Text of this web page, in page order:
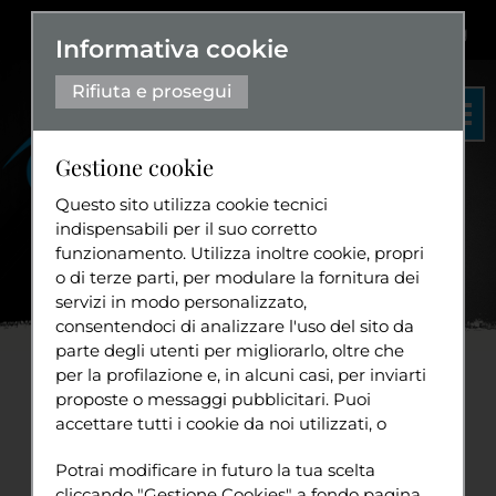
Dislessia Eng
Organigramma
Statuto
Diventa volontario
Sport
Home News Domenica
Domenica 30 novembre
2008
domenica 30 novembre 2008
Informativa cookie
Rifiuta e prosegui
Gestione cookie
Questo sito utilizza cookie tecnici
indispensabili per il suo corretto
funzionamento. Utilizza inoltre cookie, propri
o di terze parti, per modulare la fornitura dei
servizi in modo personalizzato,
consentendoci di analizzare l'uso del sito da
parte degli utenti per migliorarlo, oltre che
per la profilazione e, in alcuni casi, per inviarti
proposte o messaggi pubblicitari. Puoi
accettare tutti i cookie da noi utilizzati, o
compaiono sulle pagine di questo sito,
Potrai modificare in futuro la tua scelta